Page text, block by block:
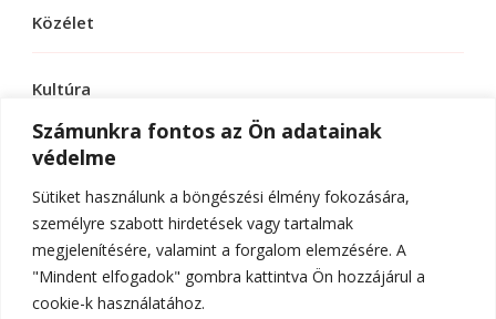
Számunkra fontos az Ön adatainak
védelme
Sütiket használunk a böngészési élmény fokozására,
személyre szabott hirdetések vagy tartalmak
megjelenítésére, valamint a forgalom elemzésére. A
"Mindent elfogadok" gombra kattintva Ön hozzájárul a
cookie-k használatához.
Közélet
Kultúra
Sport
Tudomány